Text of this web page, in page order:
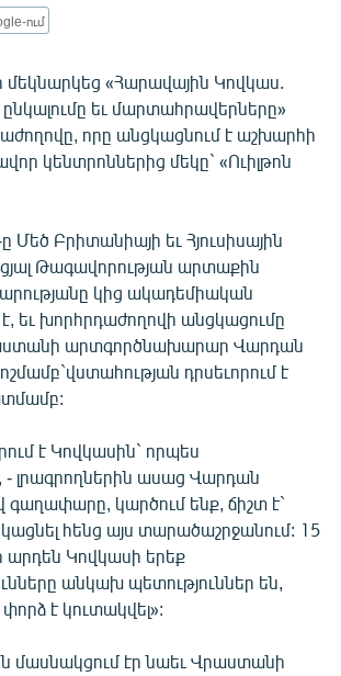
ում
մեկնարկեց «Հարավային Կովկաս.
եւ մարտահրավերները»
որը անցկացնում է աշխարհի
կենտրոններից մեկը` «Ուիլթոն
Մեծ Բրիտանիայի եւ Հյուսիսային
Թագավորության արտաքին
կից ակադեմիական
եւ խորհրդաժողովի անցկացումը
արտգործնախարար Վարդան
դրսեւորում է
է Կովկասին` որպես
լրագրողներին ասաց Վարդան
գաղափարը, կարծում ենք, ճիշտ է`
հենց այս տարածաշրջանում: 15
արդեն Կովկասի երեք
անկախ պետություններ են,
է կուտակվել»:
մասնակցում էր նաեւ Վրաստանի